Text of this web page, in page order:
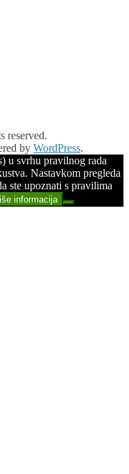
reserved.
by WordPress.
u svrhu pravilnog rada
Nastavkom pregleda
ste upoznati s pravilima
informacija